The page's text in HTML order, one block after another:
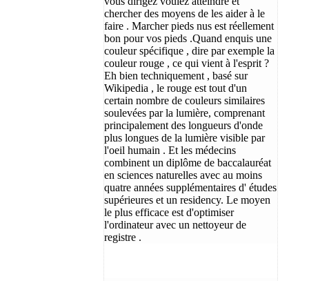
chercher des moyens de les aider à le
faire . Marcher pieds nus est réellement
bon pour vos pieds .Quand enquis une
couleur spécifique , dire par exemple la
couleur rouge , ce qui vient à l'esprit ?
Eh bien techniquement , basé sur
Wikipedia , le rouge est tout d'un
certain nombre de couleurs similaires
soulevées par la lumière, comprenant
principalement des longueurs d'onde
plus longues de la lumière visible par
l'oeil humain . Et les médecins
combinent un diplôme de baccalauréat
en sciences naturelles avec au moins
quatre années supplémentaires d' études
supérieures et un residency. Le moyen
le plus efficace est d'optimiser
l'ordinateur avec un nettoyeur de
registre .